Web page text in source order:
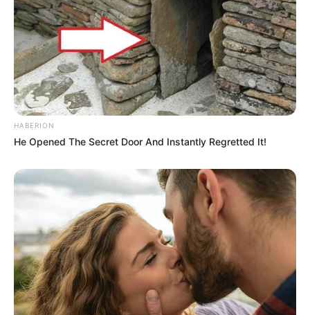
HABERION
He Opened The Secret Door And Instantly Regretted It!